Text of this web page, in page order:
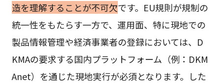
造を理解することが不可欠です。EU規則が規制の
統一性をもたらす一方で、運用面、特に現地での
製品情報管理や経済事業者の登録においては、D
KMAの要求する国内プラットフォーム（例：DKM
Anet）を通じた現地実行が必須となります。した